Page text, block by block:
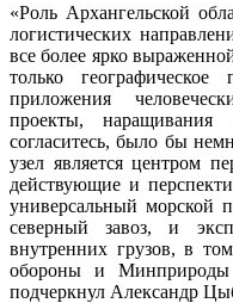
«Роль Архангельской
логистических
все более ярко
только
приложения
проекты, наращивания
согласитесь, было бы
узел является центром
действующие и
универсальный морской
северный завоз, и
внутренних грузов, в
обороны и Минприроды
подчеркнул Александр